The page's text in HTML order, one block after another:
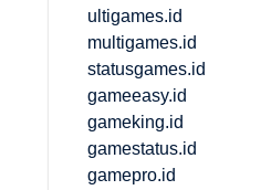
ultigames.id
multigames.id
statusgames.id
gameeasy.id
gameking.id
gamestatus.id
gamepro.id